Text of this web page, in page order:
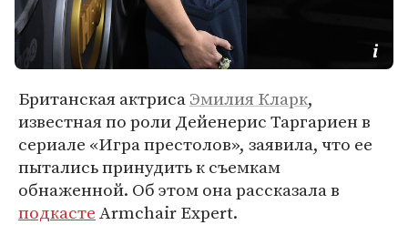
Британская актрисаЭмилия Кларк,
известная по роли Дейенерис Таргариен в
сериале «Игра престолов», заявила, что ее
пытались принудить к съемкам
обнаженной. Об этом она рассказала в
подкастеArmchair Expert.